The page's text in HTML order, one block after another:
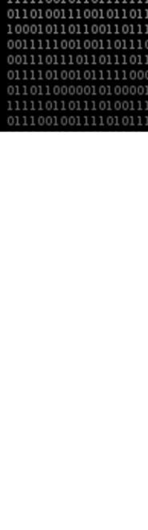
Przejdź
do
treści